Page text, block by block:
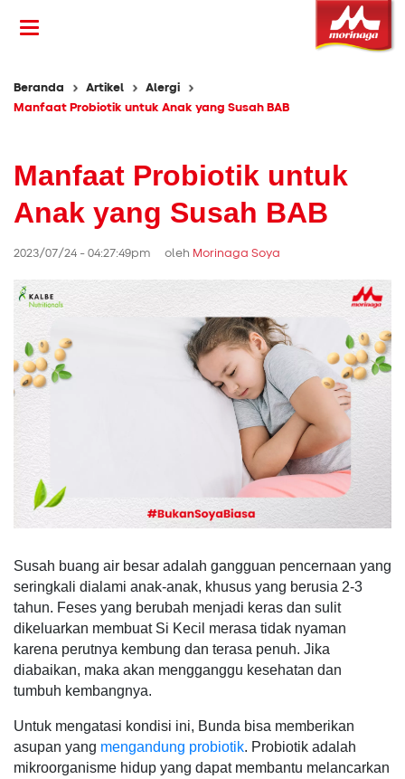
Beranda Artikel
Alergi
Manfaat Probiotik untuk Anak yang Susah BAB
Manfaat Probiotik untuk
Anak yang Susah BAB
2023/07/24 - 04:27:49pm oleh Morinaga Soya
Susah buang air besar adalah gangguan pencernaan yang
seringkali dialami anak-anak, khusus yang berusia 2-3
tahun. Feses yang berubah menjadi keras dan sulit
dikeluarkan membuat Si Kecil merasa tidak nyaman
karena perutnya kembung dan terasa penuh. Jika
diabaikan, maka akan mengganggu kesehatan dan
tumbuh kembangnya.
Untuk mengatasi kondisi ini, Bunda bisa memberikan
asupan yang mengandung probiotik. Probiotik adalah
mikroorganisme hidup yang dapat membantu melancarkan